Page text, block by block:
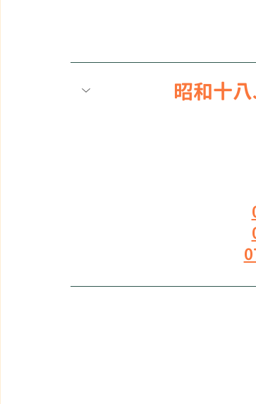
昭和十